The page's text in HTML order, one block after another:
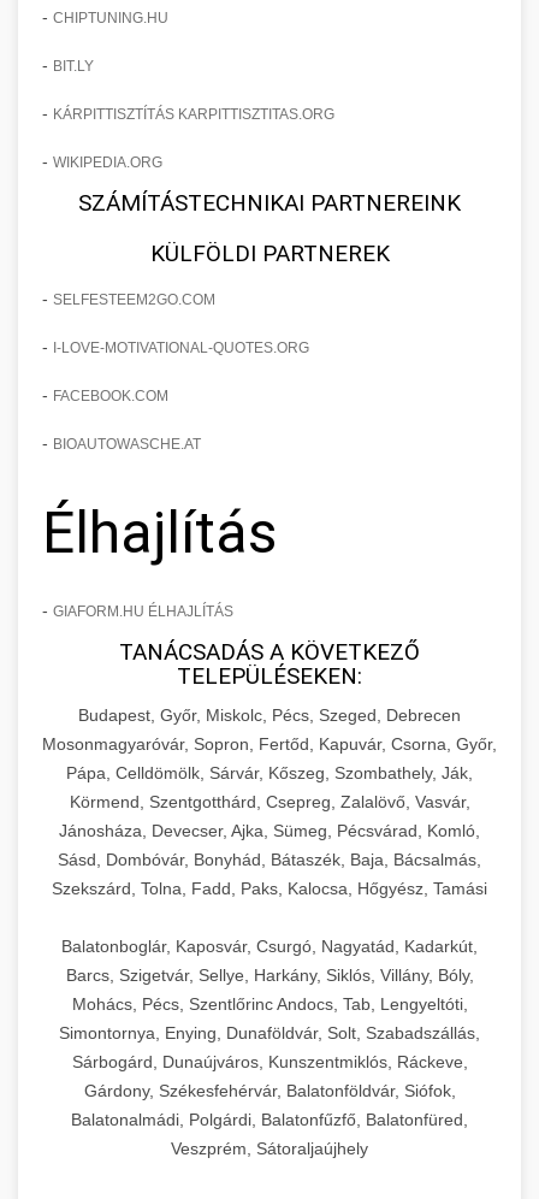
- CHIPTUNING.HU
- BIT.LY
- KÁRPITTISZTÍTÁS KARPITTISZTITAS.ORG
- WIKIPEDIA.ORG
SZÁMÍTÁSTECHNIKAI PARTNEREINK
KÜLFÖLDI PARTNEREK
- SELFESTEEM2GO.COM
- I-LOVE-MOTIVATIONAL-QUOTES.ORG
- FACEBOOK.COM
- BIOAUTOWASCHE.AT
Élhajlítás
- GIAFORM.HU ÉLHAJLÍTÁS
TANÁCSADÁS A KÖVETKEZŐ
TELEPÜLÉSEKEN:
Budapest, Győr, Miskolc, Pécs, Szeged, Debrecen
Mosonmagyaróvár, Sopron, Fertőd, Kapuvár, Csorna, Győr,
Pápa, Celldömölk, Sárvár, Kőszeg, Szombathely, Ják,
Körmend, Szentgotthárd, Csepreg, Zalalövő, Vasvár,
Jánosháza, Devecser, Ajka, Sümeg, Pécsvárad, Komló,
Sásd, Dombóvár, Bonyhád, Bátaszék, Baja, Bácsalmás,
Szekszárd, Tolna, Fadd, Paks, Kalocsa, Hőgyész, Tamási
Balatonboglár, Kaposvár, Csurgó, Nagyatád, Kadarkút,
Barcs, Szigetvár, Sellye, Harkány, Siklós, Villány, Bóly,
Mohács, Pécs, Szentlőrinc Andocs, Tab, Lengyeltóti,
Simontornya, Enying, Dunaföldvár, Solt, Szabadszállás,
Sárbogárd, Dunaújváros, Kunszentmiklós, Ráckeve,
Gárdony, Székesfehérvár, Balatonföldvár, Siófok,
Balatonalmádi, Polgárdi, Balatonfűzfő, Balatonfüred,
Veszprém, Sátoraljaújhely